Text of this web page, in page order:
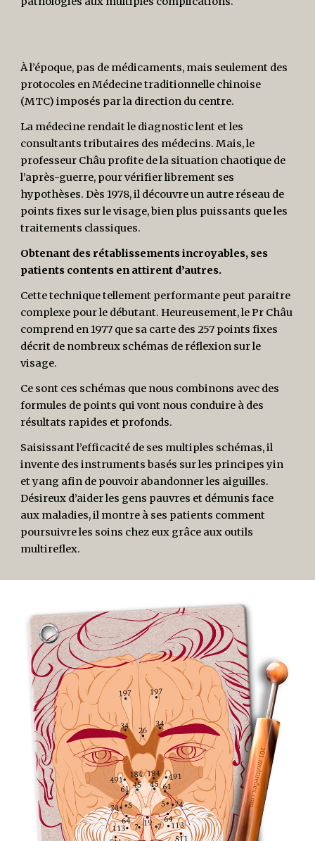
À l’époque, pas de médicaments, mais seulement des
protocoles en Médecine traditionnelle chinoise
(MTC) imposés par la direction du centre.
La médecine rendait le diagnostic lent et les
consultants tributaires des médecins. Mais, le
professeur Châu profite de la situation chaotique de
l’après-guerre, pour vérifier librement ses
hypothèses. Dès 1978, il découvre un autre réseau de
points fixes sur le visage, bien plus puissants que les
traitements classiques.
Obtenant des rétablissements incroyables, ses
patients contents en attirent d’autres.
Cette technique tellement performante peut paraitre
complexe pour le débutant. Heureusement, le Pr Châu
comprend en 1977 que sa carte des 257 points fixes
décrit de nombreux schémas de réflexion sur le
visage.
Ce sont ces schémas que nous combinons avec des
formules de points qui vont nous conduire à des
résultats rapides et profonds.
Saisissant l’efficacité de ses multiples schémas, il
invente des instruments basés sur les principes yin
et yang afin de pouvoir abandonner les aiguilles.
Désireux d’aider les gens pauvres et démunis face
aux maladies, il montre à ses patients comment
poursuivre les soins chez eux grâce aux outils
multireflex.